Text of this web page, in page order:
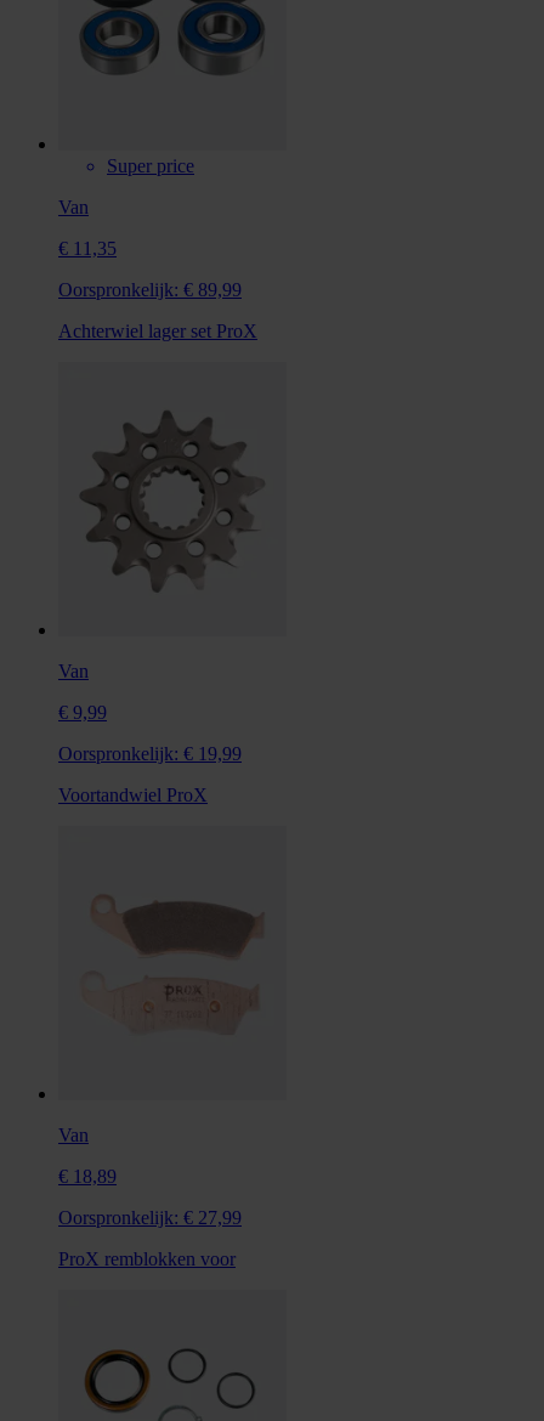
Super price
Van
€ 11,35
Oorspronkelijk: € 89,99
Achterwiel lager set ProX
Van
€ 9,99
Oorspronkelijk: € 19,99
Voortandwiel ProX
Van
€ 18,89
Oorspronkelijk: € 27,99
ProX remblokken voor